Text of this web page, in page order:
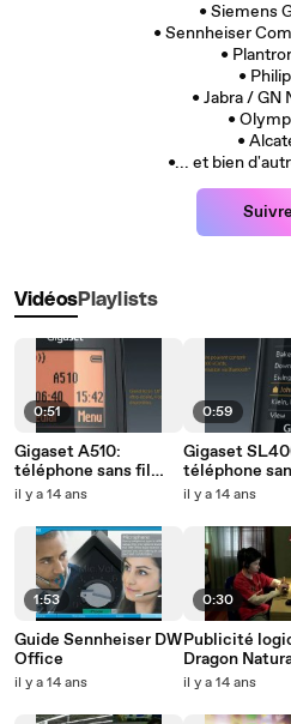
• Siemens
• Sennheiser
•
•
• Jabra / GN
•
•
•... et bien
Suivre
VidéosPlaylists
0:51
Gigaset A510:
téléphone sans fil
intelligent et design
il y a 14 ans
1:53
Guide Sennheiser DW
Office
il y a 14 ans
0:59
Gigaset
téléphone
esthétique,
Siemens
il y a 14 ans
0:30
Publicité
Dragon
Speaking:
il y a 14 ans